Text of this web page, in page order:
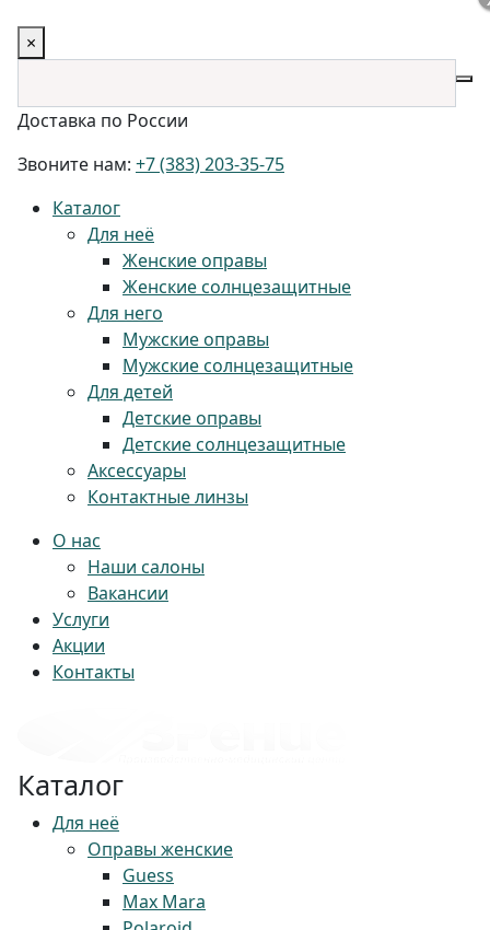
×
Доставка по России
Звоните нам: +7 (383) 203-35-75
Каталог
Для неё
Женские оправы
Женские солнцезащитные
Для него
Мужские оправы
Мужские солнцезащитные
Для детей
Детские оправы
Детские солнцезащитные
Аксессуары
Контактные линзы
О нас
Наши салоны
Вакансии
Услуги
Акции
Контакты
Каталог
Для неё
Оправы женские
Guess
Max Mara